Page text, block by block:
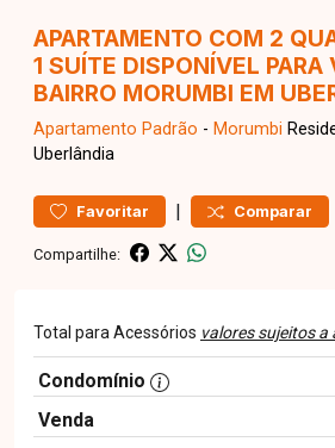
APARTAMENTO COM 2
1 SUÍTE DISPONÍVEL PARA
BAIRRO MORUMBI EM
Apartamento Padrão - Morumbi
Uberlândia
Favoritar | Comparar
Compartilhe:
Total para Acessórios valores sujeitos a
Condomínio
Venda